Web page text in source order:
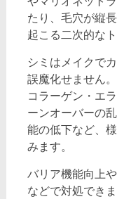
たり、毛穴が縦
起こる二次的な
シミはメイクで
誤魔化せません。
コラーゲン・エ
ーンオーバーの
能の低下など、
みます。
バリア機能向上
などで対処でき